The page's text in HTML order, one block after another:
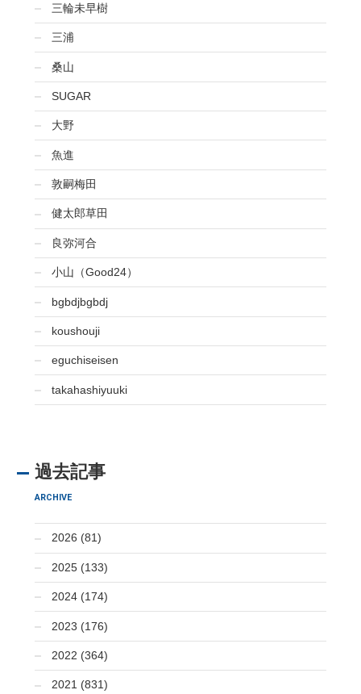
三輪未早樹
三浦
桑山
SUGAR
大野
魚進
敦嗣梅田
健太郎草田
良弥河合
小山（Good24）
bgbdjbgbdj
koushouji
eguchiseisen
takahashiyuuki
過去記事
ARCHIVE
2026 (81)
2025 (133)
2024 (174)
2023 (176)
2022 (364)
2021 (831)